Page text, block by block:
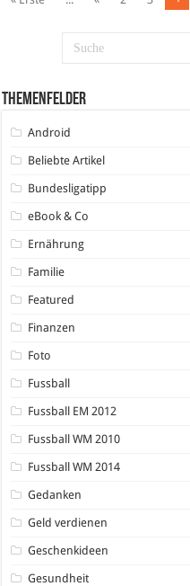
Themenfelder
Android
Beliebte Artikel
Bundesligatipp
eBook & Co
Ernährung
Familie
Featured
Finanzen
Foto
Fussball
Fussball EM 2012
Fussball WM 2010
Fussball WM 2014
Gedanken
Geld verdienen
Geschenkideen
Gesundheit